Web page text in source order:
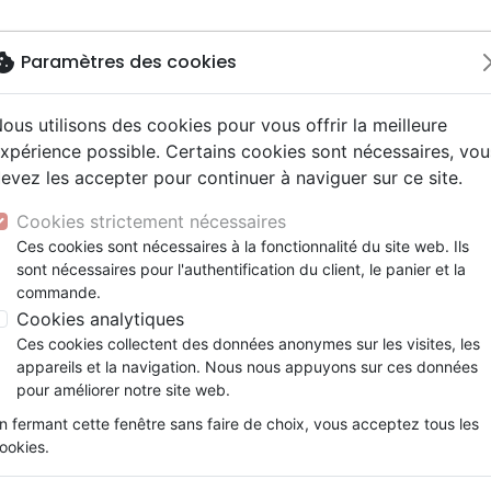
NouveautésBibles
courant / NFC
fondamental
Autres versions
Bibles d'étude
Bibles audio
Bibles gros caractères
Calendriers
autres langues
Livres
adoration
santé +
famille +
Messianique
+
bio
spirituel
Mission, évangélisation
Fin des temps
Personnages de la Bible
Création, évolution
Théâtre, saynettes
Jeunesse
6-9 ans
9-12 ans
jeunes
Enseignement jeunesse
Livres d'activités
Cadeaux Bébé
enfant Recueils et partitions
DVD concert
cultuels
Croix/cadres
Porte clés
Posters
Bloc notes
autres langues
: Par page :
Paramètres des cookies
utilisons des cookies pour vous offrir la meilleure
possible. Certains cookies sont nécessaires,
les accepter pour continuer à naviguer sur ce site.
Cookies strictement nécessaires
Ces cookies sont nécessaires à la fonctionnalité du site web. Ils
sont nécessaires pour l'authentification du client, le panier et la
commande.
Cookies analytiques
Ces cookies collectent des données anonymes sur les visites, les
appareils et la navigation. Nous nous appuyons sur ces données
pour améliorer notre site web.
fermant cette fenêtre sans faire de choix, vous acceptez tous les